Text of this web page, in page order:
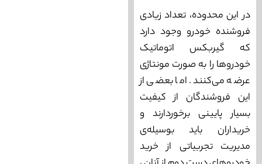
در این محدوده، تعداد زیادی
فروشنده خودرو وجود دارد
که گیربکس اتوماتیک
خودروها را به صورت مونتاژی
عرضه می‌‌کنند. اما بعضی از
این فروشندگان از کیفیت
بسیار پایینی برخوردارند و
خریداران باید بوسیله‌ی
مدیریت تجربیاتی از خرید